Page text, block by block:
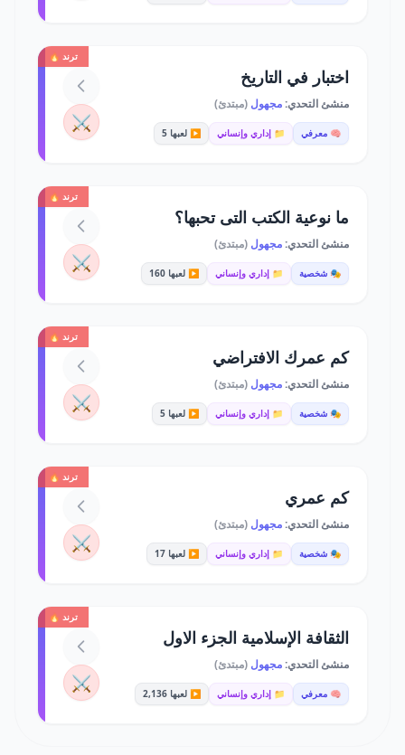
ترند 🔥
اختبار في التاريخ
منشئ التحدي:مجهول (مبتدئ)
🧠 معرفي 📁 إداري وإنساني ▶️ لعبها 5 ⚔️
ترند 🔥
ما نوعية الكتب التى تحبها؟
منشئ التحدي:مجهول (مبتدئ)
🎭 شخصية 📁 إداري وإنساني ▶️ لعبها 160 ⚔️
ترند 🔥
كم عمرك الافتراضي
منشئ التحدي:مجهول (مبتدئ)
🎭 شخصية 📁 إداري وإنساني ▶️ لعبها 5 ⚔️
ترند 🔥
كم عمري
منشئ التحدي:مجهول (مبتدئ)
🎭 شخصية 📁 إداري وإنساني ▶️ لعبها 17 ⚔️
ترند 🔥
الثقافة الإسلامية الجزء الاول
منشئ التحدي:مجهول (مبتدئ)
🧠 معرفي 📁 إداري وإنساني ▶️ لعبها 2,136 ⚔️